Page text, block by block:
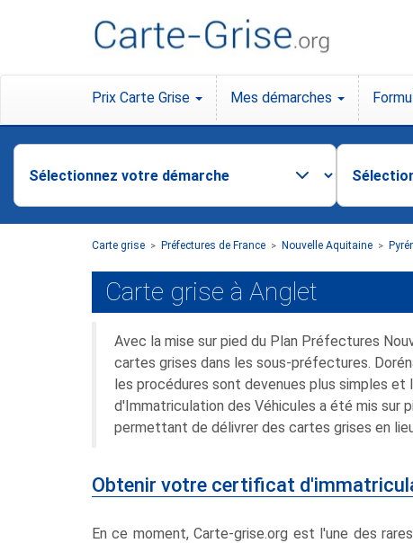
Prix Carte Grise Mes démarches
Carte grise > Préfectures de France > Nouvelle Aquitaine >
Carte grise à Anglet
Avec la mise sur pied du Plan Préfectures
cartes grises dans les sous-préfectures.
les procédures sont devenues plus simples
d'Immatriculation des Véhicules a été mis sur
permettant de délivrer des cartes grises en
Obtenir votre certificat
En ce moment, Carte-grise.org est l'une des